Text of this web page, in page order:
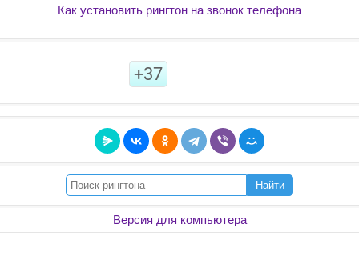
Как установить рингтон на звонок телефона
+37
Найти
Версия для компьютера